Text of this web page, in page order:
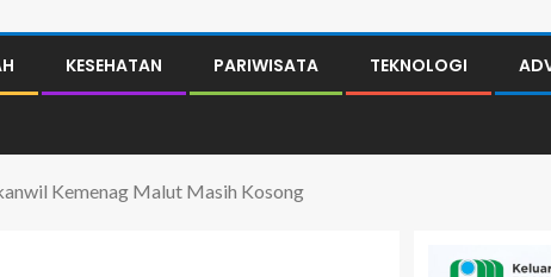
KESEHATAN PARIWISATA TEKNOLOGI
Kemenag Malut Masih Kosong